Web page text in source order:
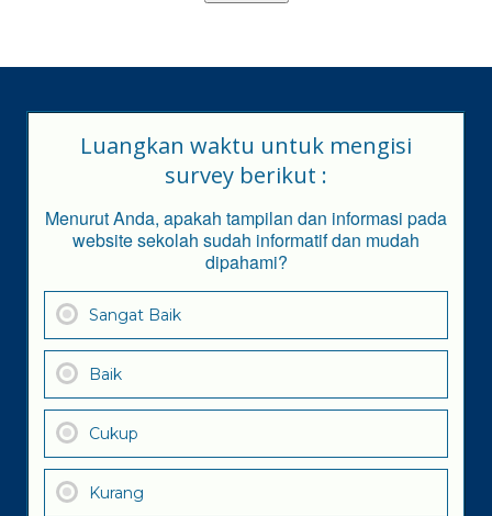
Luangkan waktu untuk mengisi
survey berikut :
Menurut Anda, apakah tampilan dan informasi pada
website sekolah sudah informatif dan mudah
dipahami?
Sangat Baik
Baik
Cukup
Kurang